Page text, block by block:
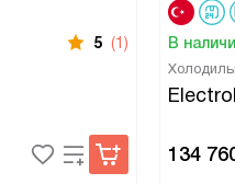
5 (1) В
134